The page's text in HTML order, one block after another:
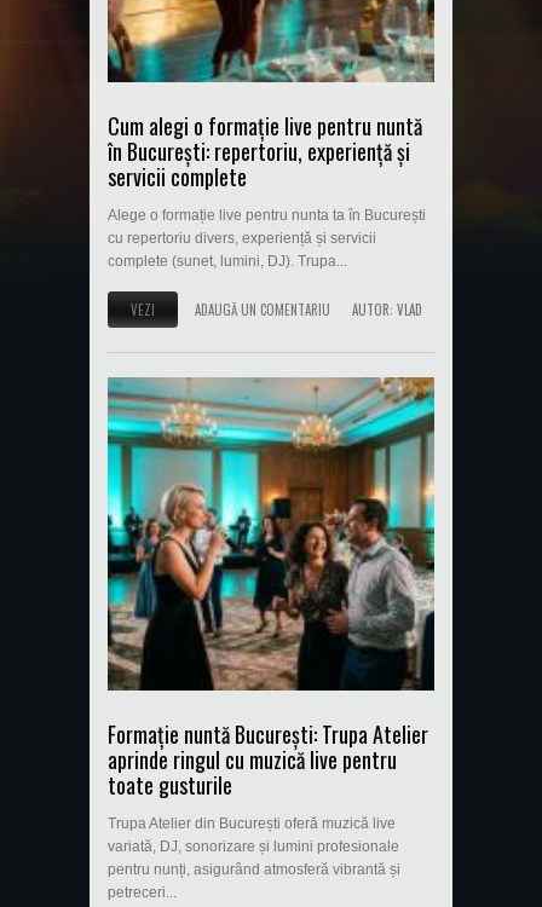
Cum alegi o formație live pentru nuntă
în București: repertoriu, experiență și
servicii complete
Alege o formație live pentru nunta ta în București
cu repertoriu divers, experiență și servicii
complete (sunet, lumini, DJ). Trupa...
VEZI ADAUGĂ UN COMENTARIU AUTOR: VLAD
Formație nuntă București: Trupa Atelier
aprinde ringul cu muzică live pentru
toate gusturile
Trupa Atelier din București oferă muzică live
variată, DJ, sonorizare și lumini profesionale
pentru nunți, asigurând atmosferă vibrantă și
petreceri...